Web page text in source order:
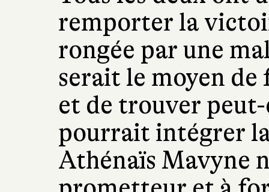
remporter la
rongée par une
serait le moyen
et de trouver
pourrait intégrer
Athénaïs Mavyne